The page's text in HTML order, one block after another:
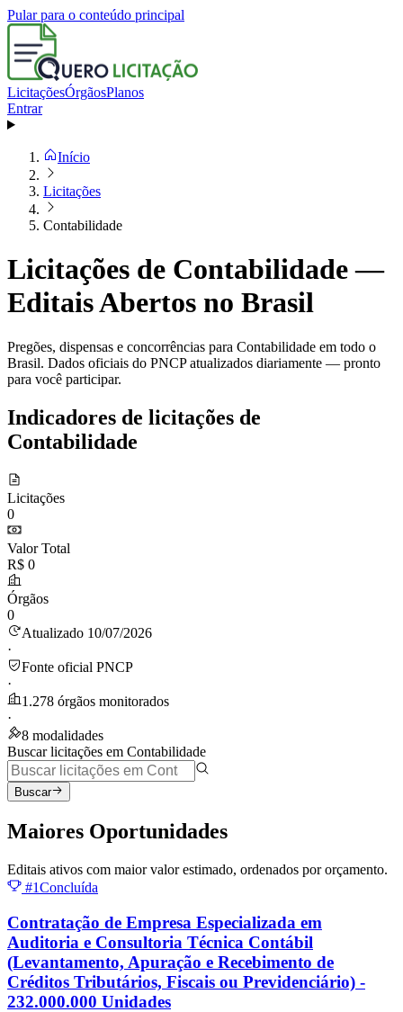
Pular para o conteúdo principal
LicitaçõesÓrgãosPlanos
Entrar
Início
Licitações
Contabilidade
Licitações de Contabilidade —
Editais Abertos no Brasil
Pregões, dispensas e concorrências para Contabilidade em todo o
Brasil. Dados oficiais do PNCP atualizados diariamente — pronto
para você participar.
Indicadores de licitações de
Contabilidade
Licitações
0
Valor Total
R$ 0
Órgãos
0
Atualizado 10/07/2026
·
Fonte oficial PNCP
·
1.278 órgãos monitorados
·
8 modalidades
Buscar licitações em Contabilidade
Buscar
Maiores Oportunidades
Editais ativos com maior valor estimado, ordenados por orçamento.
#1Concluída
Contratação de Empresa Especializada em
Auditoria e Consultoria Técnica Contábil
(Levantamento, Apuração e Recebimento de
Créditos Tributários, Fiscais ou Previdenciário) -
232.000.000 Unidades